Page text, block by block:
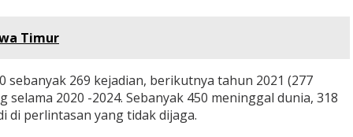
Timur
269 kejadian, berikutnya tahun 2021 (277
2020 -2024. Sebanyak 450 meninggal dunia, 318
di perlintasan yang tidak dijaga.